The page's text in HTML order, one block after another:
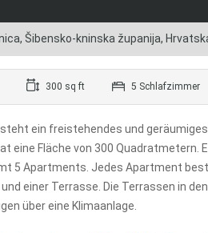
Šibensko-kninska županija,
300 sq ft 5 Schlafzimmer
ein freistehendes und
eine Fläche von 300
5 Apartments. Jedes Apartment
einer Terrasse. Die Terrassen in
über eine Klimaanlage.